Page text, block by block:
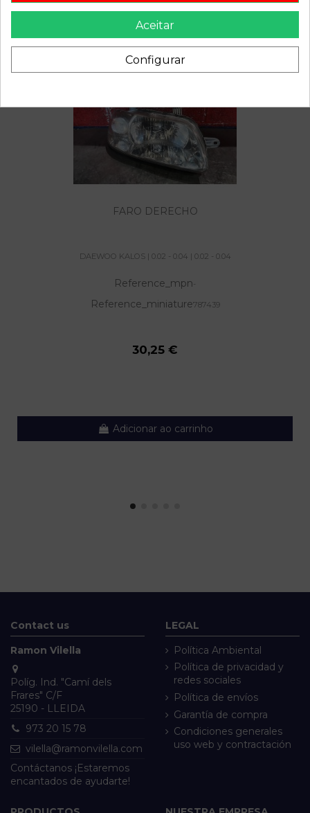
Também poderá gostar
FARO DERECHO
DAEWOO KALOS | 0.02 - 0.04 | 0.02 - 0.04
Reference_mpn-
Reference_miniature787439
30,25 €
Adicionar ao carrinho
Contact us
Ramon Vilella
Políg. Ind. "Camí dels
Frares" C/F
25190 - LLEIDA
973 20 15 78
vilella@ramonvilella.com
Contáctanos ¡Estaremos
encantados de ayudarte!
LEGAL
Política Ambiental
Política de privacidad y
redes sociales
Política de envíos
Garantía de compra
Condiciones generales
uso web y contractación
Aceitar
Configurar